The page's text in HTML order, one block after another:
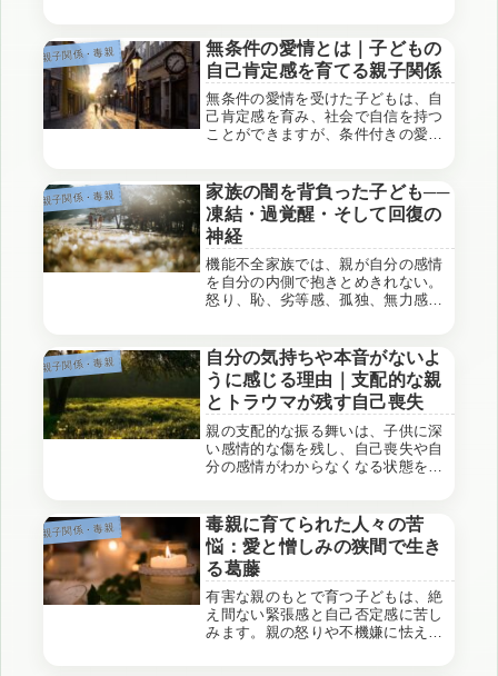
こととも違います。「自分は、同じ
ことをしたくない」その一点に、必
死に踏みとどまろ...
親子関係・毒親
無条件の愛情とは｜子どもの
自己肯定感を育てる親子関係
無条件の愛情を受けた子どもは、自
己肯定感を育み、社会で自信を持つ
ことができますが、条件付きの愛情
記事では、無条件の愛情と条件付き
の愛情が人格形成に与える影響を解
説します。
親子関係・毒親
家族の闇を背負った子ども──
凍結・過覚醒・そして回復の
神経
機能不全家族では、親が自分の感情
を自分の内側で抱きとめきれない。
怒り、恥、劣等感、孤独、無力感が
き、家族全体の空気を重くする。こ
のとき家族システムは、意識的では
ないが極めて巧妙...
親子関係・毒親
自分の気持ちや本音がないよ
うに感じる理由｜支配的な親
とトラウマが残す自己喪失
親の支配的な振る舞いは、子供に深
い感情的な傷を残し、自己喪失や自
分の感情がわからなくなる状態を引
つ病や不安障害のリスクが増しま
す。他者に依存せず、自分の感情を
取り戻すことが、心の健康を取り戻
す鍵です。
親子関係・毒親
毒親に育てられた人々の苦
悩：愛と憎しみの狭間で生き
る葛藤
有害な親のもとで育つ子どもは、絶
え間ない緊張感と自己否定感に苦し
みます。親の怒りや不機嫌に怯え、